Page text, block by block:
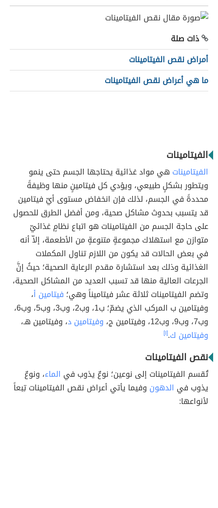
ذات صلة
أمراض نقص الفيتامينات
ما هي أعراض نقص الفيتامينات
الفيتامينات
الفيتامينات هي مواد غذائية يحتاجها الجسم حتى ينمو
ويتطور بشكلٍ طبيعي، ويؤدي كل فيتامينٍ منها وظيفةً
محددةً في الجسم، لذلك فإن انخفاض مستوى أيّ فيتامين
قد يتسبب بحدوث مشاكل صحية، ومن أفضل الطرق للحصول
على حاجة الجسم من الفيتامينات هو اتباع نظامٍ غذائيّ
متوازن مع استهلاك مجموعةٍ متنوعةٍ من الأطعمة، إلاّ أنه
في بعض الحالات قد يكون من اللازم تناول المكملات
الغذائية وذلك بعد استشارة مقدم الرعاية الصحية؛ حيثُ إنَّ
الجرعات العالية منها قد تسبب العديد من المشاكل الصحية،
وتضم الفيتامينات ثلاثة عشر فيتاميناً وهي؛ فيتامين أ،
وفيتامين ب المركب الذي يضمّ؛ ب1، وب2، وب3، وب5، وب6،
وب7، وب9، وب12، وفيتامين ج،
وفيتامين د، وفيتامين هـ،
وفيتامين ك.[١]
نقص الفيتامينات
تُقسم الفيتامينات إلى نوعين؛ نوعٌ يذوب في الماء، ونوعٌ
يذوب في الدهون وفيما يأتي أعراض نقص الفيتامينات تِبعاً
لأنواعها: